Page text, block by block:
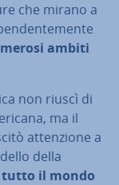
che mirano a
ambiti
non riuscì di
ma il
at­ten­zio­ne a
della
tutto il mondo